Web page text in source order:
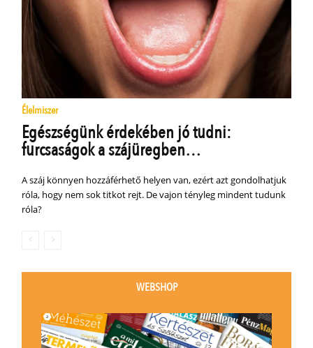
Élelmiszer
Egészségünk érdekében jó tudni:
furcsaságok a szájüregben…
A száj könnyen hozzáférhető helyen van, ezért azt gondolhatjuk
róla, hogy nem sok titkot rejt. De vajon tényleg mindent tudunk
róla?
WEBSHOP